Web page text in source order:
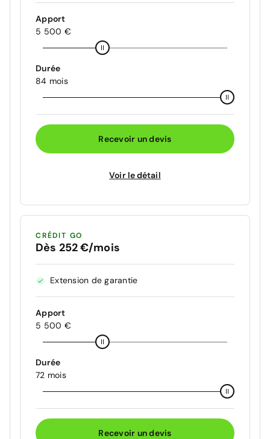
Apport
5 500 €
Durée
84 mois
Recevoir un devis
Voir le détail
CRÉDIT GO
Dès 252 €/mois
Extension de garantie
Apport
5 500 €
Durée
72 mois
Recevoir un devis